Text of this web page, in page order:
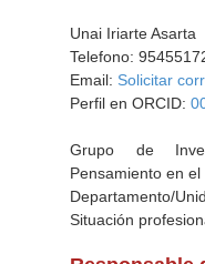
Unai Iriarte Asarta
Telefono:
Email: Solicitar
Perfil en ORCID:
Grupo de
Pensamiento en
Departamento/
Situación